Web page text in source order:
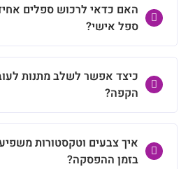
האם כדאי לרכוש ספלים
ספל אישי?
כיצד אפשר לשלב מתנות
הקפה?
איך צבעים וטקסטורות
בזמן ההפסקה?